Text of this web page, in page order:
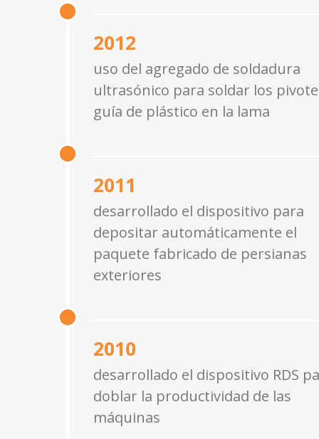
2012
uso del agregado de soldadura
ultrasónico para soldar los
guía de plástico en la lama
2011
desarrollado el dispositivo para
depositar automáticamente el
paquete fabricado de persianas
exteriores
2010
desarrollado el dispositivo RDS
doblar la productividad de las
máquinas